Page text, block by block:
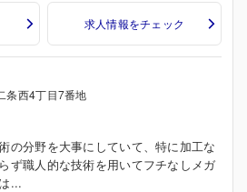
求人情報をチェック
条西4丁目7番地
の分野を大事にしていて、特に加工な
ず職人的な技術を用いてフチなしメガ
...